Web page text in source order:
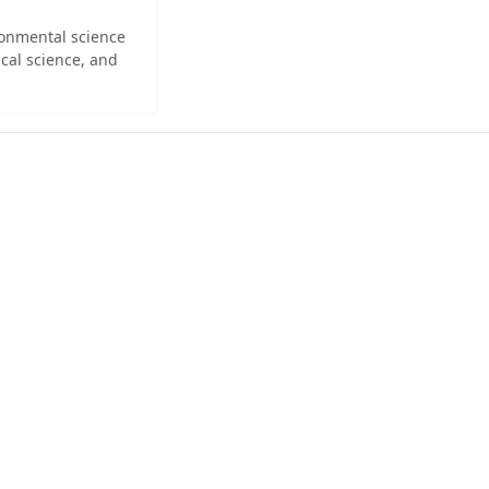
science
science, and